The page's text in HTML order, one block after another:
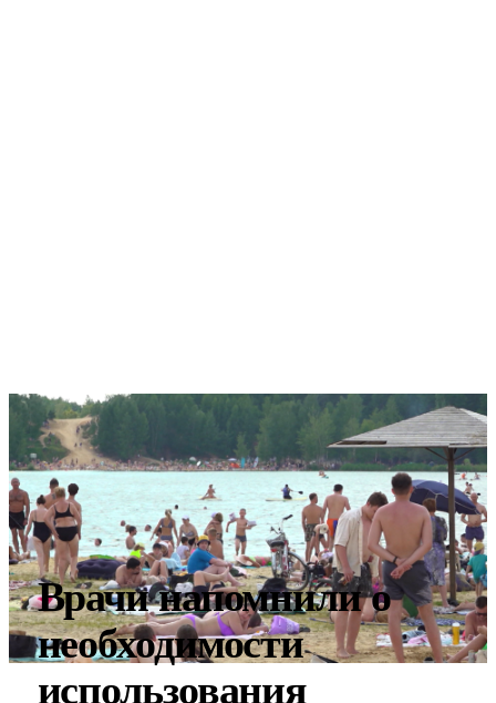
Врачи напомнили о
необходимости
использования